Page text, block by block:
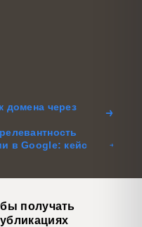
домена через
в Google: кейс
получать